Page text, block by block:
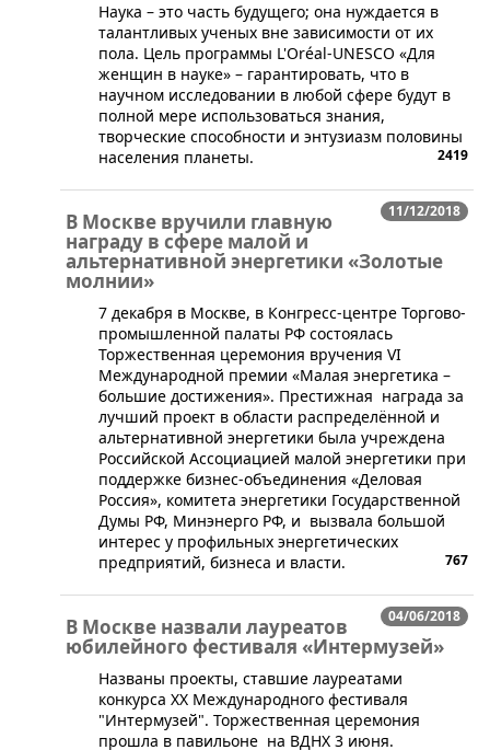
Наука – это часть будущего; она нуждается в
талантливых ученых вне зависимости от их
пола. Цель программы L'Oréal-UNESCO «Для
женщин в науке» – гарантировать, что в
научном исследовании в любой сфере будут в
полной мере использоваться знания,
творческие способности и энтузиазм половины
населения планеты.
2419
11/12/2018
В Москве вручили главную
награду в сфере малой и
альтернативной энергетики «Золотые
молнии»
​7 декабря в Москве, в Конгресс-центре Торгово-
промышленной палаты РФ состоялась
Торжественная церемония вручения VI
Международной премии «Малая энергетика –
большие достижения». Престижная награда за
лучший проект в области распределённой и
альтернативной энергетики была учреждена
Российской Ассоциацией малой энергетики при
поддержке бизнес-объединения «Деловая
Россия», комитета энергетики Государственной
Думы РФ, Минэнерго РФ, и вызвала большой
интерес у профильных энергетических
предприятий, бизнеса и власти.
767
04/06/2018
В Москве назвали лауреатов
юбилейного фестиваля «Интермузей»
​Названы проекты, ставшие лауреатами
конкурса XX Международного фестиваля
"Интермузей". Торжественная церемония
прошла в павильоне на ВДНХ 3 июня.